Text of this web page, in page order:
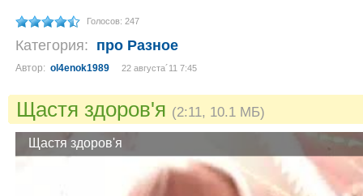
Голосов: 247
Категория: про Разное
Автор: ol4enok1989 22 августа´11 7:45
Щастя здоров'я (2:11, 10.1 МБ)
Щастя здоров'я